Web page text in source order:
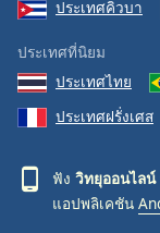
ประเทศคิวบา
ประเทศที่นิยม
ประเทศไทย
ประเทศฝรั่งเศส
ฟัง วิทยุออนไลน์
แอปพลิเคชัน